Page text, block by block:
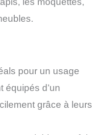
pour un usage
équipés d’un
grâce à leurs